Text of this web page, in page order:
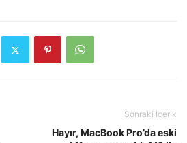
Sonraki İçerik
Hayır, MacBook Pro’da eski